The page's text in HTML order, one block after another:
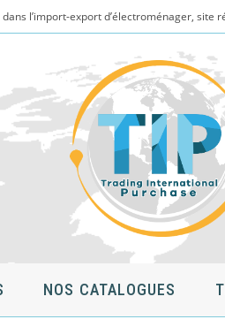
l’import-export d’électroménager, site
NOS CATALOGUES